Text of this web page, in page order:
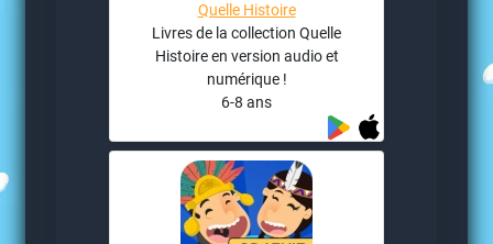
Quelle Histoire
Livres de la collection Quelle
Histoire en version audio et
numérique !
6-8 ans